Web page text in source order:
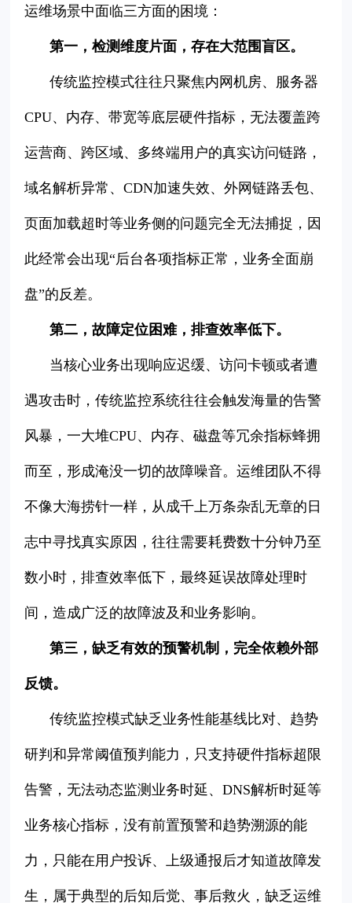
运维场景中面临三方面的困境：
第一，检测维度片面，存在大范围盲区。
传统监控模式往往只聚焦内网机房、服务器
CPU、内存、带宽等底层硬件指标，无法覆盖跨
运营商、跨区域、多终端用户的真实访问链路，
域名解析异常、CDN加速失效、外网链路丢包、
页面加载超时等业务侧的问题完全无法捕捉，因
此经常会出现“后台各项指标正常，业务全面崩
盘”的反差。
第二，故障定位困难，排查效率低下。
当核心业务出现响应迟缓、访问卡顿或者遭
遇攻击时，传统监控系统往往会触发海量的告警
风暴，一大堆CPU、内存、磁盘等冗余指标蜂拥
而至，形成淹没一切的故障噪音。运维团队不得
不像大海捞针一样，从成千上万条杂乱无章的日
志中寻找真实原因，往往需要耗费数十分钟乃至
数小时，排查效率低下，最终延误故障处理时
间，造成广泛的故障波及和业务影响。
第三，缺乏有效的预警机制，完全依赖外部
反馈。
传统监控模式缺乏业务性能基线比对、趋势
研判和异常阈值预判能力，只支持硬件指标超限
告警，无法动态监测业务时延、DNS解析时延等
业务核心指标，没有前置预警和趋势溯源的能
力，只能在用户投诉、上级通报后才知道故障发
生，属于典型的后知后觉、事后救火，缺乏运维